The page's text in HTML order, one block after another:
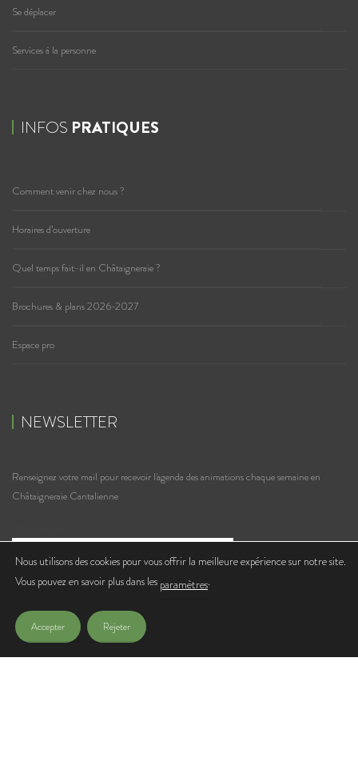
Se déplacer
Services à la personne
INFOS PRATIQUES
Comment venir chez nous ?
Horaires d’ouverture
Quel temps fait-il en Châtaigneraie ?
Brochures & plans 2026-2027
Espace pro
NEWSLETTER
Renseignez votre mail pour recevoir l'agenda des animations chaque semaine en
Châtaigneraie Cantalienne
J'accepte de recevoir les lettres d'infos de l'Office de Tourisme
Nous utilisons des cookies pour vous offrir la meilleure expérience sur notre site.
Vous pouvez en savoir plus dans les paramètres.
Accepter Rejeter